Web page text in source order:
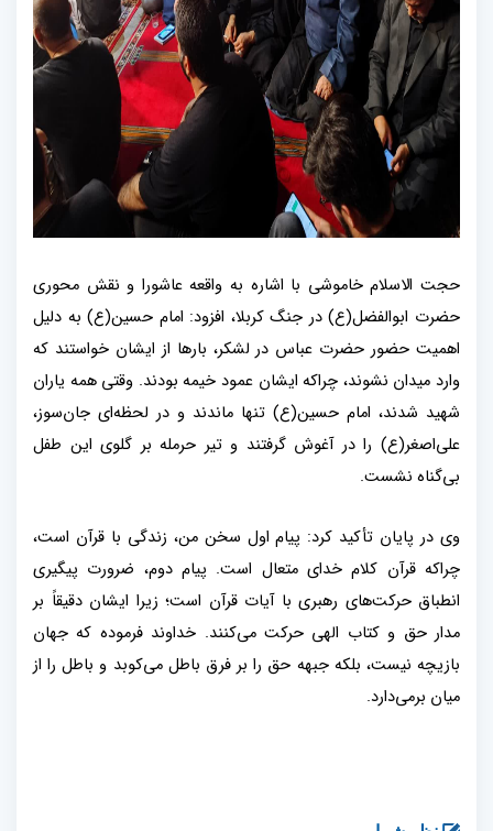
حجت الاسلام خاموشی با اشاره به واقعه عاشورا و نقش محوری
حضرت ابوالفضل(ع) در جنگ کربلا، افزود: امام حسین(ع) به دلیل
اهمیت حضور حضرت عباس در لشکر، بارها از ایشان خواستند که
وارد میدان نشوند، چراکه ایشان عمود خیمه بودند. وقتی همه یاران
شهید شدند، امام حسین(ع) تنها ماندند و در لحظه‌ای جان‌سوز،
علی‌اصغر(ع) را در آغوش گرفتند و تیر حرمله بر گلوی این طفل
بی‌گناه نشست.
وی در پایان تأکید کرد: پیام اول سخن من، زندگی با قرآن است،
چراکه قرآن کلام خدای متعال است. پیام دوم، ضرورت پیگیری
انطباق حرکت‌های رهبری با آیات قرآن است؛ زیرا ایشان دقیقاً بر
مدار حق و کتاب الهی حرکت می‌کنند. خداوند فرموده که جهان
بازیچه نیست، بلکه جبهه حق را بر فرق باطل می‌کوبد و باطل را از
میان برمی‌دارد.